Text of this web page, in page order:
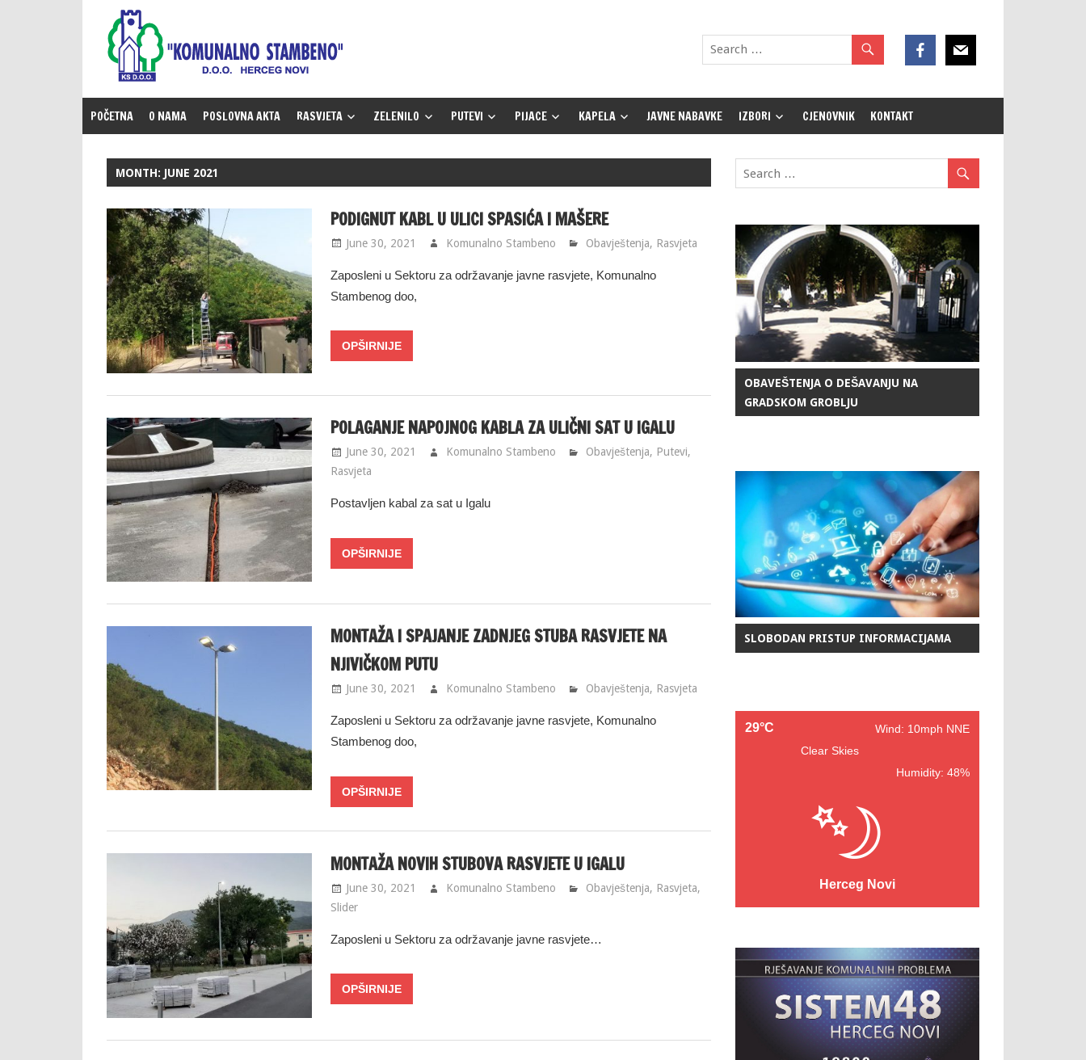
content
POČETNA O NAMA POSLOVNA AKTA RASVJETA ZELENILO PUTEVI PIJACE KAPELA JAVNE NABAVKE IZBORI CJENOVNIK KONTAKT
MONTH: JUNE 2021
PODIGNUT KABL U ULICI SPASIĆA I MAŠERE
June 30, 2021 Komunalno Stambeno Obavještenja, Rasvjeta
Zaposleni u Sektoru za održavanje javne rasvjete, Komunalno
Stambenog doo,
POLAGANJE NAPOJNOG KABLA ZA ULIČNI SAT U IGALU
June 30, 2021 Komunalno Stambeno Obavještenja, Putevi,
Rasvjeta
Postavljen kabal za sat u Igalu
MONTAŽA I SPAJANJE ZADNJEG STUBA RASVJETE NA
NJIVIČKOM PUTU
June 30, 2021 Komunalno Stambeno Obavještenja, Rasvjeta
Zaposleni u Sektoru za održavanje javne rasvjete, Komunalno
Stambenog doo,
MONTAŽA NOVIH STUBOVA RASVJETE U IGALU
June 30, 2021 Komunalno Stambeno Obavještenja, Rasvjeta,
Slider
Zaposleni u Sektoru za održavanje javne rasvjete…
OBAVEŠTENJA O DEŠAVANJU NA
GRADSKOM GROBLJU
SLOBODAN PRISTUP INFORMACIJAMA
29°C
Wind: 10mph NNE
Clear Skies
Humidity: 48%
Herceg Novi